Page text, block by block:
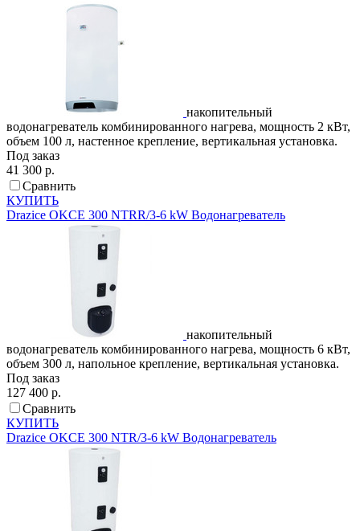
накопительный
водонагреватель комбинированного нагрева, мощность 2 кВт,
объем 100 л, настенное крепление, вертикальная установка.
Под заказ
41 300 р.
Сравнить
КУПИТЬ
Drazice OKCE 300 NTRR/3-6 kW Водонагреватель
накопительный
водонагреватель комбинированного нагрева, мощность 6 кВт,
объем 300 л, напольное крепление, вертикальная установка.
Под заказ
127 400 р.
Сравнить
КУПИТЬ
Drazice OKCE 300 NTR/3-6 kW Водонагреватель